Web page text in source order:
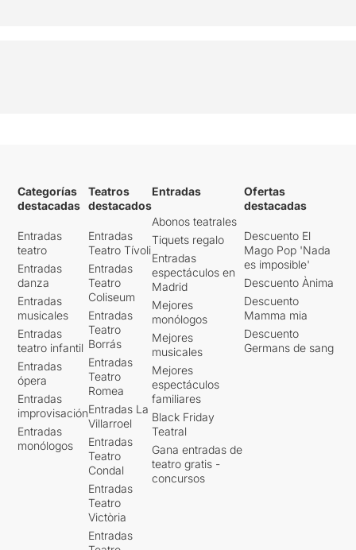
Categorías
destacadas
Entradas
teatro
Entradas
danza
Entradas
musicales
Entradas
teatro infantil
Entradas
ópera
Entradas
improvisación
Entradas
monólogos
Teatros
destacados
Entradas
Teatro Tívoli
Entradas
Teatro
Coliseum
Entradas
Teatro
Borrás
Entradas
Teatro
Romea
Entradas La
Villarroel
Entradas
Teatro
Condal
Entradas
Teatro
Victòria
Entradas
Entradas
Abonos teatrales
Tiquets regalo
Entradas
espectáculos en
Madrid
Mejores
monólogos
Mejores
musicales
Mejores
espectáculos
familiares
Black Friday
Teatral
Gana entradas de
teatro gratis -
concursos
Ofertas
destacadas
Descuento El
Mago Pop 'Nada
es imposible'
Descuento Ànima
Descuento
Mamma mia
Descuento
Germans de sang